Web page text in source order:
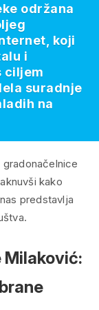
kako
predstavlja
održana
koji
i
ciljem
suradnje
na